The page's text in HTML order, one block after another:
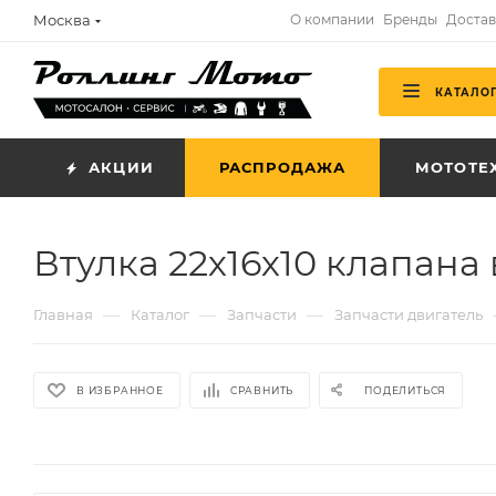
Москва О компании Бренды
АКЦИИ РАСПРОДАЖА
Втулка 22х16х10
Главная — Каталог — Запчасти — Запчасти двигатель
В ИЗБРАННОЕ СРАВНИТЬ ПОДЕЛИТЬСЯ